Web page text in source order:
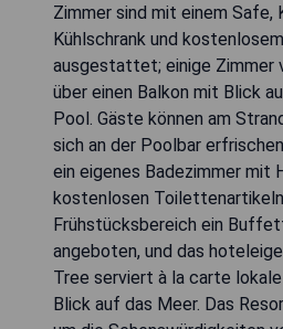
Zimmer sind mit einem Safe,
Kühlschrank und
ausgestattet; einige Zimmer
über einen Balkon mit Blick
Pool. Gäste können am
sich an der Poolbar
ein eigenes Badezimmer mit
kostenlosen
Frühstücksbereich ein
angeboten, und das
Tree serviert à la carte
Blick auf das Meer. Das